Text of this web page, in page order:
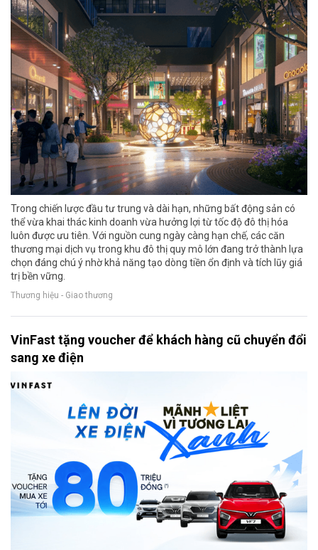
Trong chiến lược đầu tư trung và dài hạn, những bất động sản có
thể vừa khai thác kinh doanh vừa hưởng lợi từ tốc độ đô thị hóa
luôn được ưu tiên. Với nguồn cung ngày càng hạn chế, các căn
thương mại dịch vụ trong khu đô thị quy mô lớn đang trở thành lựa
chọn đáng chú ý nhờ khả năng tạo dòng tiền ổn định và tích lũy giá
trị bền vững.
Thương hiệu - Giao thương
VinFast tặng voucher để khách hàng cũ chuyển đổi
sang xe điện